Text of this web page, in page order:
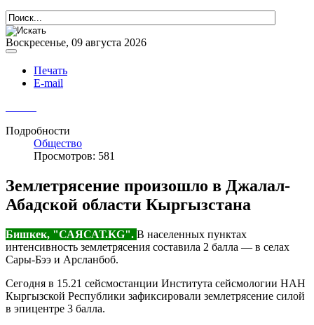
Воскресенье, 09 августа 2026
Печать
E-mail
Подробности
Общество
Просмотров: 581
Землетрясение произошло в Джалал-
Абадской области Кыргызстана
Бишкек, "САЯСАТ.KG". В населенных пунктах
интенсивность землетрясения составила 2 балла — в селах
Сары-Бээ и Арсланбоб.
Сегодня в 15.21 сейсмостанции Института сейсмологии НАН
Кыргызской Республики зафиксировали землетрясение силой
в эпицентре 3 балла.